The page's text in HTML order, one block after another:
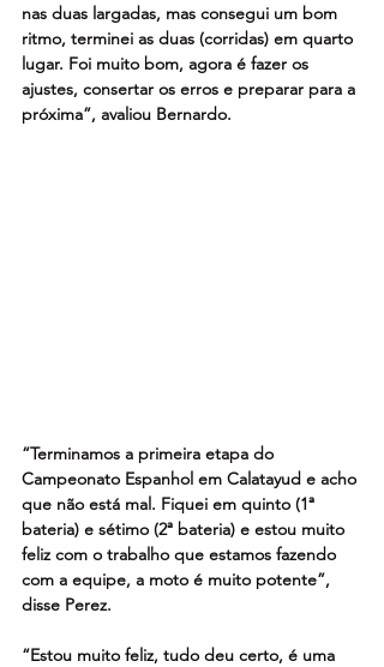
nas duas largadas, mas consegui um bom
ritmo, terminei as duas (corridas) em quarto
lugar. Foi muito bom, agora é fazer os
ajustes, consertar os erros e preparar para a
próxima”, avaliou Bernardo.
“Terminamos a primeira etapa do
Campeonato Espanhol em Calatayud e acho
que não está mal. Fiquei em quinto (1ª
bateria) e sétimo (2ª bateria) e estou muito
feliz com o trabalho que estamos fazendo
com a equipe, a moto é muito potente”,
disse Perez.
“Estou muito feliz, tudo deu certo, é uma